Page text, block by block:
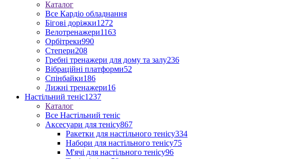
Каталог
Все Кардіо обладнання
Бігові доріжки1272
Велотренажери1163
Орбітреки990
Степери208
Гребні тренажери для дому та залу236
Вібраційні платформи52
Спінбайки186
Лижні тренажери16
Настільний теніс1237
Каталог
Все Настільний теніс
Аксесуари для тенісу867
Ракетки для настільного тенісу334
Набори для настільного тенісу75
М'ячі для настільного тенісу96